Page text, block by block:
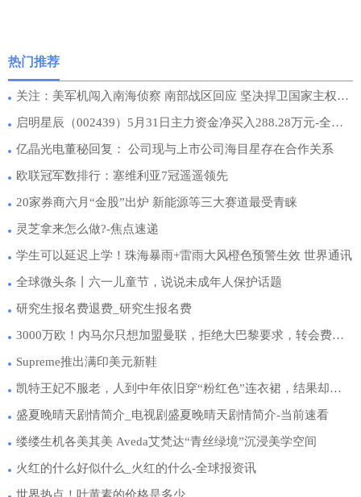
热门推荐
关注：美军机闯入南海侦察 南部战区回应 坚决捍卫国家主权，不容侵犯！
启明星辰（002439）5月31日主力资金净买入288.28万元-全球播资讯
亿晶光电董秘回复： 公司现与上市公司海目星存在合作关系
欧联冠军数排行：塞维利亚7冠遥遥领先
20家券商六月“金股”出炉 新能源等三大赛道最受青睐
灵芝拿来怎么做?-焦点速递
学生可以延迟上学！珠海暴雨+雷雨大风橙色预警生效 世界通讯
全球微头条丨六一儿童节，说说未成年人保护话题
研究生报名费退费_研究生报名费
3000万欧！内马尔只想加盟曼联，拒绝大巴黎要求，转会费狂跌1.9亿-全球聚焦
Supreme推出满印美元新鞋
凯特王妃不服老，人到中年依旧穿“粉红色”连衣裙，结果却是非常时髦的|世界微速讯
盛夏晚晴天剧情简介_电视剧盛夏晚晴天剧情简介-当前速看
缕缕生机各美其美 Aveda艾梵达“青丝绿境”沉浸美学空间
火红的什么好似什么_火红的什么-全球报资讯